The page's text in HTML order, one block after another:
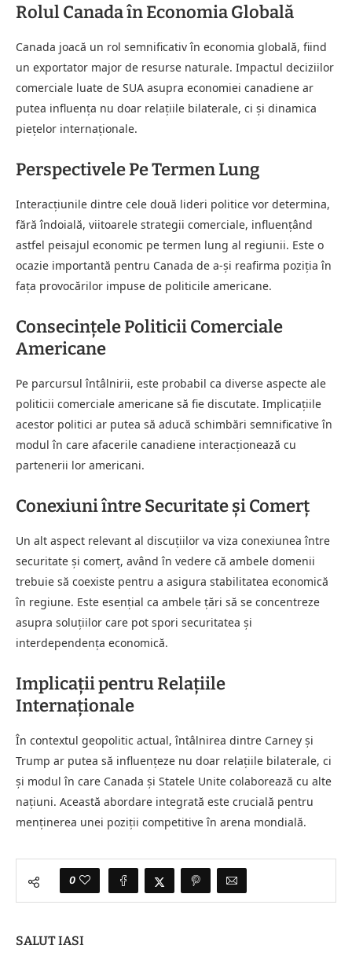
Rolul Canada în Economia Globală
Canada joacă un rol semnificativ în economia globală, fiind
un exportator major de resurse naturale. Impactul deciziilor
comerciale luate de SUA asupra economiei canadiene ar
putea influența nu doar relațiile bilaterale, ci și dinamica
piețelor internaționale.
Perspectivele Pe Termen Lung
Interacțiunile dintre cele două lideri politice vor determina,
fără îndoială, viitoarele strategii comerciale, influențând
astfel peisajul economic pe termen lung al regiunii. Este o
ocazie importantă pentru Canada de a-și reafirma poziția în
fața provocărilor impuse de politicile americane.
Consecințele Politicii Comerciale
Americane
Pe parcursul întâlnirii, este probabil ca diverse aspecte ale
politicii comerciale americane să fie discutate. Implicațiile
acestor politici ar putea să aducă schimbări semnificative în
modul în care afacerile canadiene interacționează cu
partenerii lor americani.
Conexiuni între Securitate și Comerț
Un alt aspect relevant al discuțiilor va viza conexiunea între
securitate și comerț, având în vedere că ambele domenii
trebuie să coexiste pentru a asigura stabilitatea economică
în regiune. Este esențial ca ambele țări să se concentreze
asupra soluțiilor care pot spori securitatea și
interdependența economică.
Implicații pentru Relațiile
Internaționale
În contextul geopolitic actual, întâlnirea dintre Carney și
Trump ar putea să influențeze nu doar relațiile bilaterale, ci
și modul în care Canada și Statele Unite colaborează cu alte
națiuni. Această abordare integrată este crucială pentru
menținerea unei poziții competitive în arena mondială.
0
SALUT IASI